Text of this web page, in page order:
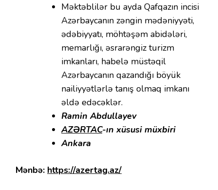
Məktəblilər bu ayda Qafqazın incisi
Azərbaycanın zəngin mədəniyyəti,
ədəbiyyatı, möhtəşəm abidələri,
memarlığı, əsrarəngiz turizm
imkanları, habelə müstəqil
Azərbaycanın qazandığı böyük
nailiyyətlərlə tanış olmaq imkanı
əldə edəcəklər.
Ramin Abdullayev
AZƏRTAC-ın xüsusi müxbiri
Ankara
Mənbə: https://azertag.az/